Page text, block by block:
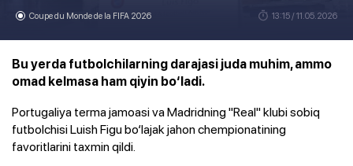
Coupe du Monde de la FIFA 2026 13:15 / 11.05.2026
Bu yerda futbolchilarning darajasi juda muhim, ammo
omad kelmasa ham qiyin bo‘ladi.
Portugaliya terma jamoasi va Madridning "Real" klubi sobiq
futbolchisi Luish Figu bo‘lajak jahon chempionatining
favoritlarini taxmin qildi.